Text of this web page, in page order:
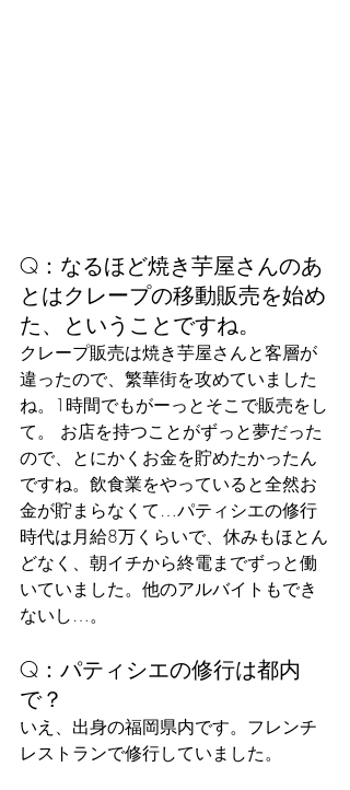
Q：なるほど焼き芋屋さんのあ
とはクレープの移動販売を始め
た、ということですね。
クレープ販売は焼き芋屋さんと客層が
違ったので、繁華街を攻めていました
ね。1時間でもがーっとそこで販売をし
て。 お店を持つことがずっと夢だった
ので、とにかくお金を貯めたかったん
ですね。飲食業をやっていると全然お
金が貯まらなくて…パティシエの修行
時代は月給8万くらいで、休みもほとん
どなく、朝イチから終電までずっと働
いていました。他のアルバイトもでき
ないし…。
Q：パティシエの修行は都内
で？
いえ、出身の福岡県内です。フレンチ
レストランで修行していました。